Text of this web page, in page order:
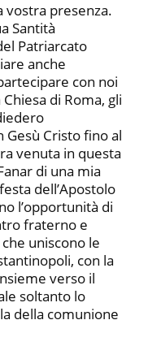
vostra presenza.
Santità
Patriarcato
anche
con noi
di Roma, gli
Cristo fino al
venuta in questa
di una mia
dell’Apostolo
l’opportunità di
fraterno e
uniscono le
con la
verso il
soltanto lo
della comunione